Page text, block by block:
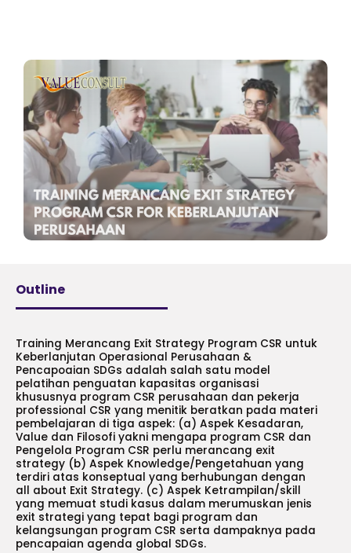
Outline
Training Merancang Exit Strategy Program CSR untuk
Keberlanjutan Operasional Perusahaan &
Pencapoaian SDGs adalah salah satu model
pelatihan penguatan kapasitas organisasi
khususnya program CSR perusahaan dan pekerja
professional CSR yang menitik beratkan pada materi
pembelajaran di tiga aspek: (a) Aspek Kesadaran,
Value dan Filosofi yakni mengapa program CSR dan
Pengelola Program CSR perlu merancang exit
strategy (b) Aspek Knowledge/Pengetahuan yang
terdiri atas konseptual yang berhubungan dengan
all about Exit Strategy. (c) Aspek Ketrampilan/skill
yang memuat studi kasus dalam merumuskan jenis
exit strategi yang tepat bagi program dan
kelangsungan program CSR serta dampaknya pada
pencapaian agenda global SDGs.